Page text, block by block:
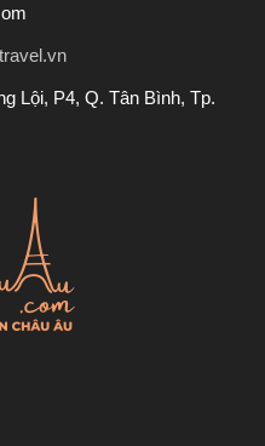
Lội, P4, Q. Tân Bình, Tp.